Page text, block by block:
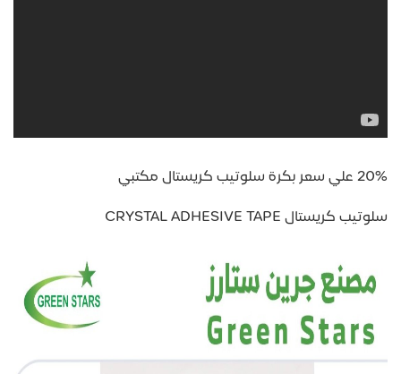
20% علي سعر بكرة سلوتيب كريستال مكتبي
سلوتيب كريستال CRYSTAL ADHESIVE TAPE